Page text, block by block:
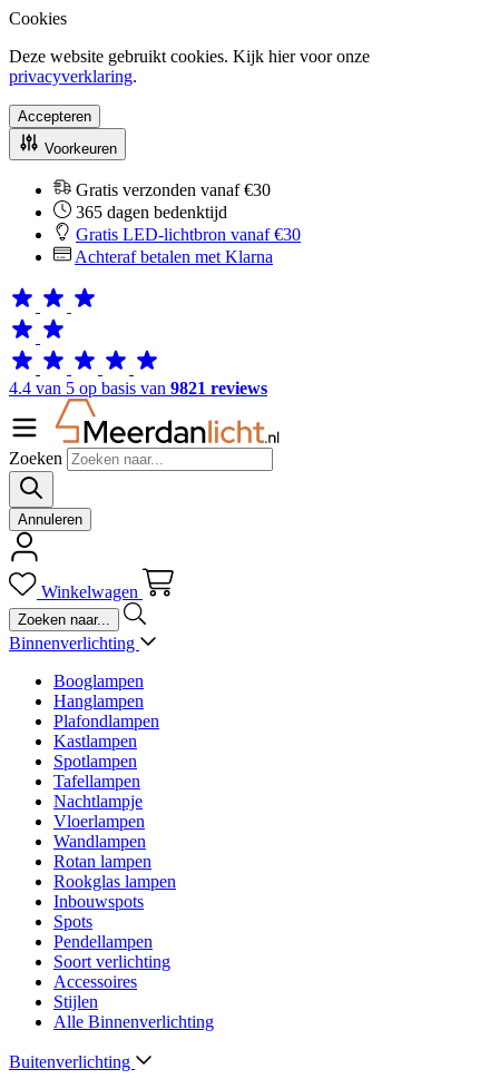
Cookies
Deze website gebruikt cookies. Kijk hier voor onze
privacyverklaring.
Accepteren
Voorkeuren
Gratis verzonden vanaf €30
365 dagen bedenktijd
Gratis LED-lichtbron vanaf €30
Achteraf betalen met Klarna
4.4 van 5 op basis van 9821 reviews
Zoeken
Annuleren
Winkelwagen
Binnenverlichting
Booglampen
Hanglampen
Plafondlampen
Kastlampen
Spotlampen
Tafellampen
Nachtlampje
Vloerlampen
Wandlampen
Rotan lampen
Rookglas lampen
Inbouwspots
Spots
Pendellampen
Soort verlichting
Accessoires
Stijlen
Alle Binnenverlichting
Buitenverlichting